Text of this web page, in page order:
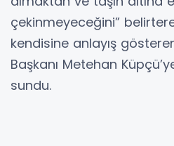
çekinmeyeceğini”
kendisine anlayış
Başkanı Metehan
sundu.